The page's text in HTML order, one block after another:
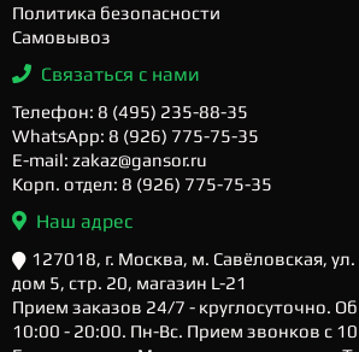
Политика безопасности
Самовывоз
Связаться с нами
Телефон: 8 (495) 235-88-35
WhatsApp: 8 (926) 775-75-35
E-mail: zakaz@gansor.ru
Корп. отдел: 8 (926) 775-75-35
Наш адрес
127018, г. Москва, м. Савёловская,
дом 5, стр. 20, магазин L-21
Прием заказов 24/7 - круглосуточно.
10:00 - 20:00. Пн-Вс. Прием звонков с